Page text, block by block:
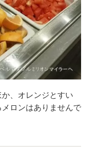
、オレンジとすい
ロンはありませんで